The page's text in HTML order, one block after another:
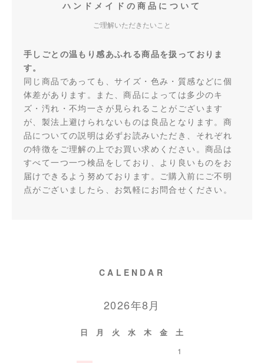
ハンドメイドの商品について
ご理解いただきたいこと
手しごとの温もり感あふれる商品を扱っておりま
す。
同じ商品であっても、サイズ・色み・質感などに個
体差があります。また、商品によっては多少のキ
ズ・汚れ・不均一さが見られることがございます
が、製法上避けられないものは良品となります。商
品についての説明は必ずお読みいただき、それぞれ
の特徴をご理解の上でお買い求めください。商品は
すべて一つ一つ検品をしており、より良いものをお
届けできるよう努めております。ご購入前にご不明
点がございましたら、お気軽にお問合せください。
CALENDAR
2026年8月
日 月 火 水 木 金
土
1